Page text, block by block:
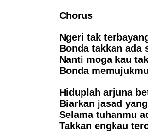
Chorus
Ngeri tak
Bonda takkan ada
Nanti moga kau
Bonda
Hiduplah arjuna
Biarkan jasad
Selama tuhanmu
Takkan engkau